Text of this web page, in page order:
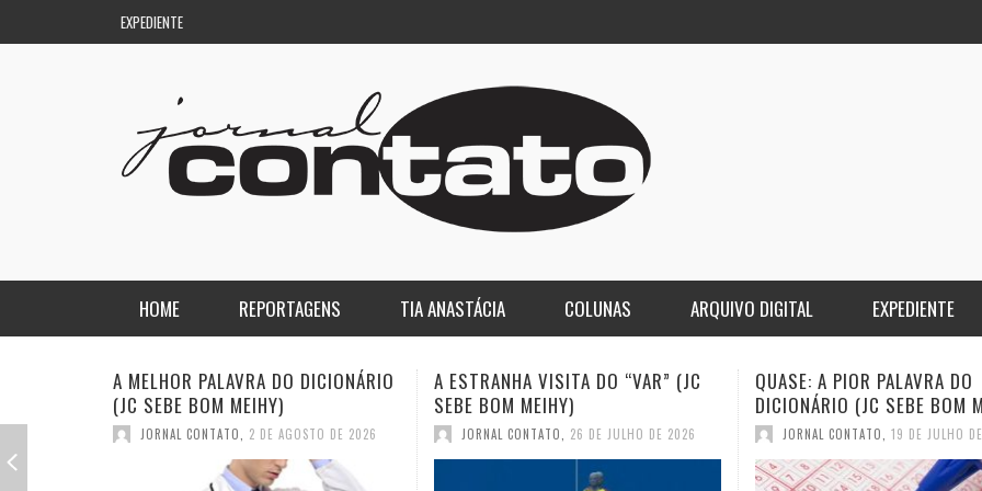
EXPEDIENTE
HOME REPORTAGENS
REGIONAL
TIA ANASTÁCIA COLUNAS
DE PASSAGEM
ARQUIVO DIGITAL EXPEDIENTE
A ESTRANHA VISITA DO “VAR” (JC
SEBE BOM MEIHY)
JORNAL CONTATO 26 DE JULHO DE 2026
QUASE: A PIOR PALAVRA DO
DICIONÁRIO (JC SEBE BOM MEIHY)
JORNAL CONTATO 19 DE JULHO DE 2026
A DEMOCRACIA
GASPARI)
JORNAL CONTATO 12 DE JULHO